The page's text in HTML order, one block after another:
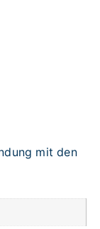
mit den